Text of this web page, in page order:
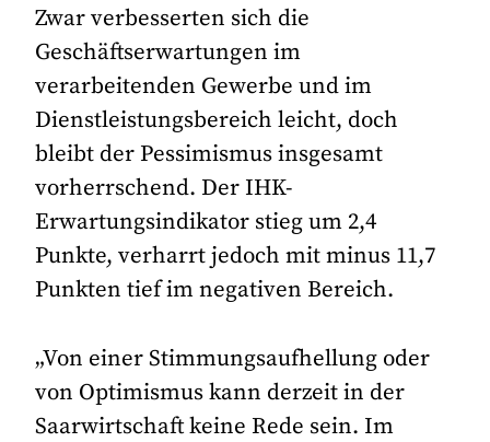
Zwar verbesserten sich die
Geschäftserwartungen im
verarbeitenden Gewerbe und im
Dienstleistungsbereich leicht, doch
bleibt der Pessimismus insgesamt
vorherrschend. Der IHK-
Erwartungsindikator stieg um 2,4
Punkte, verharrt jedoch mit minus 11,7
Punkten tief im negativen Bereich.
„Von einer Stimmungsaufhellung oder
von Optimismus kann derzeit in der
Saarwirtschaft keine Rede sein. Im